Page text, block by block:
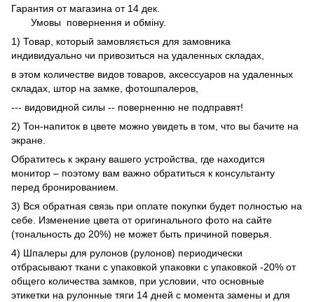
Гарантия от магазина от 14 дек.
Умовы повернення и обміну.
1) Товар, который замовляється для замовника
индивидуально чи привозиться на удаленных складах,
в этом количестве видов товаров, аксессуаров на удаленных
складах, штор на замке, фотошпалеров,
--- видовидной силы -- поверненню не подправят!
2) Тон-напиток в цвете можно увидеть в том, что вы бачите на
экране.
Обратитесь к экрану вашего устройства, где находится
монитор – поэтому вам важно обратиться к консультанту
перед бронированием.
3) Вся обратная связь при оплате покупки будет полностью на
себе. Изменение цвета от оригинального фото на сайте
(тональность до 20%) не может быть причиной поверья.
4) Шпалеры для рулонов (рулонов) периодически
отбрасывают ткани с упаковкой упаковки с упаковкой -20% от
общего количества замков, при условии, что основные
этикетки на рулонные тяги 14 дней с момента замены и для